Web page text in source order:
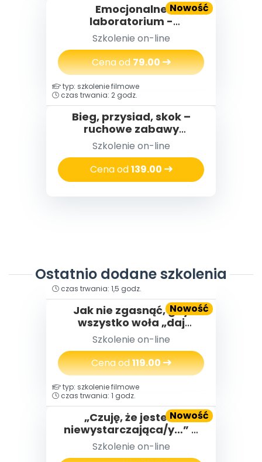
Nowość
Emocjonalne
laboratorium -
eksperymenty i zabawy,
które pomagają dzieciom
radzić sobie z emocjami
Szkolenie on-line
Cena od79.00
typ: szkolenie filmowe
czas trwania: 2 godz.
Bieg, przysiad, skok –
ruchowe zabawy
dydaktyczne na cały rok
Szkolenie on-line
Cena od139.00
Ostatnio dodane szkolenia
Nowość
typ: szkolenie filmowe
czas trwania: 1,5 godz.
Jak nie zgasnąć, gdy
wszystko woła „daj
więcej” – o wypaleniu
zawodowym
nauczycielek i nauczycieli,
którzy za długo byli silni
Szkolenie on-line
Cena od119.00
Nowość
typ: szkolenie filmowe
czas trwania: 1 godz.
„Czuję, że jestem
niewystarczająca/y…” –
jak budować poczucie
własnej wartości.
Szkolenie on-line